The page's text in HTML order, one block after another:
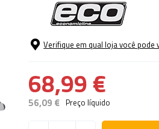
Verifique em qual loja você
68,99 €
56,09 € Preço líquido